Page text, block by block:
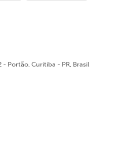
- Portão, Curitiba - PR, Brasil